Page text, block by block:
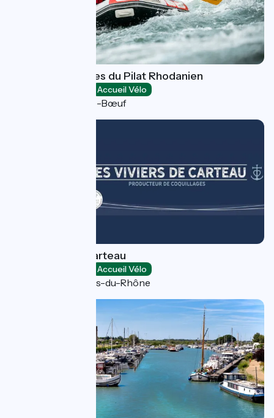
Espace Eaux Vives du Pilat Rhodanien
Accueil Vélo
Saint-Pierre-de-Bœuf
Les Viviers de Carteau
Accueil Vélo
Port-Saint-Louis-du-Rhône